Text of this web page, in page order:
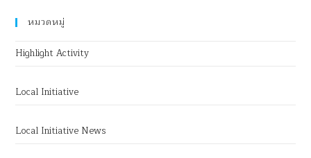
หมวดหมู่
Highlight Activity
Local Initiative
Local Initiative News